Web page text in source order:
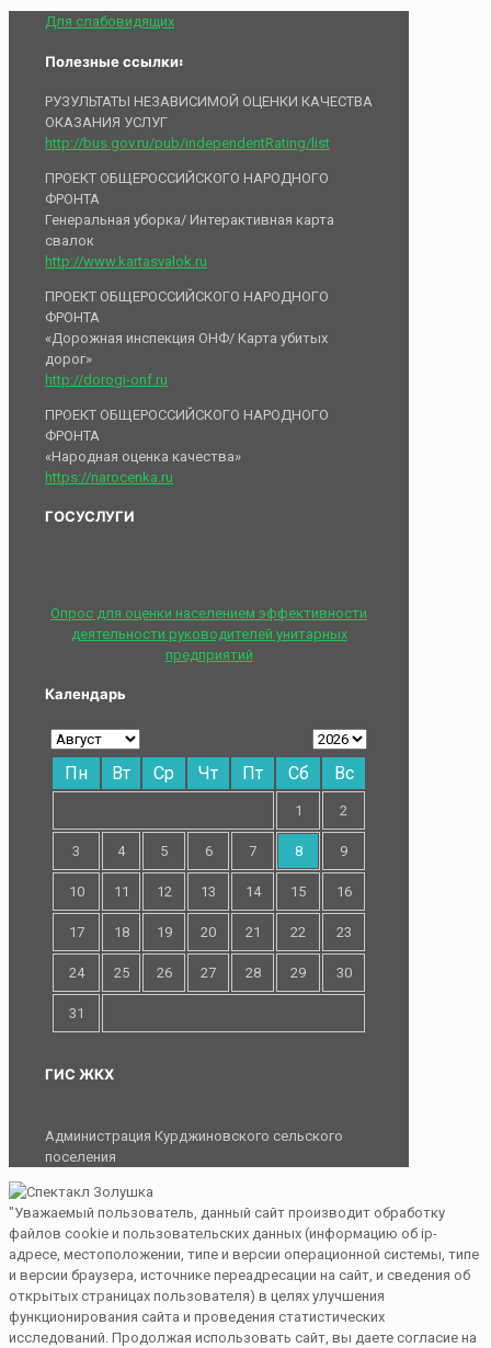
Для слабовидящих
Полезные ссылки:
РУЗУЛЬТАТЫ НЕЗАВИСИМОЙ ОЦЕНКИ КАЧЕСТВА
ОКАЗАНИЯ УСЛУГ
http://bus.gov.ru/pub/independentRating/list
ПРОЕКТ ОБЩЕРОССИЙСКОГО НАРОДНОГО
ФРОНТА
Генеральная уборка/ Интерактивная карта
свалок
http://www.kartasvalok.ru
ПРОЕКТ ОБЩЕРОССИЙСКОГО НАРОДНОГО
ФРОНТА
«Дорожная инспекция ОНФ/ Карта убитых
дорог»
http://dorogi-onf.ru
ПРОЕКТ ОБЩЕРОССИЙСКОГО НАРОДНОГО
ФРОНТА
«Народная оценка качества»
https://narocenka.ru
ГОСУСЛУГИ
Опрос для оценки населением эффективности
деятельности руководителей унитарных
предприятий
Календарь
Пн Вт Ср Чт Пт Сб Вс
1 2
3 4 5 6 7 8 9
10 11 12 13 14 15 16
17 18 19 20 21 22 23
24 25 26 27 28 29 30
31
ГИС ЖКХ
Администрация Курджиновского сельского
поселения
"Уважаемый пользователь, данный сайт производит обработку
файлов cookie и пользовательских данных (информацию об ip-
адресе, местоположении, типе и версии операционной системы, типе
и версии браузера, источнике переадресации на сайт, и сведения об
открытых страницах пользователя) в целях улучшения
функционирования сайта и проведения статистических
исследований. Продолжая использовать сайт, вы даете согласие на